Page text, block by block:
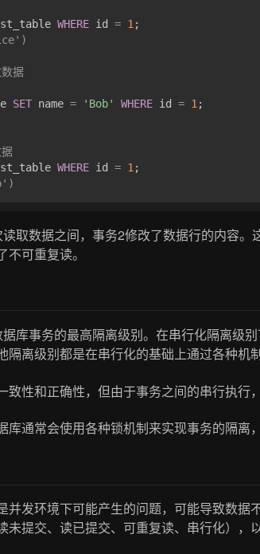
WHERE id = 1
据
SET name = 'Bob' WHERE id = 1
WHERE id = 1
取数据之间，事务2修改了数据行的内容。
可重复读。
库事务的最高隔离级别。在串行化隔离级
离级别都是在串行化的基础上通过各种机
致性和正确性，但由于事务之间的串行执行
通常会使用各种锁机制来实现事务的隔离
并发环境下可能产生的问题，可能导致数据
未提交、读已提交、可重复读、串行化），